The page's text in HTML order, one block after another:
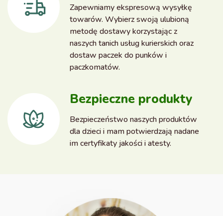
Zapewniamy ekspresową wysyłkę
towarów. Wybierz swoją ulubioną
metodę dostawy korzystając z
naszych tanich usług kurierskich oraz
dostaw paczek do punków i
paczkomatów.
Bezpieczne produkty
Bezpieczeństwo naszych produktów
dla dzieci i mam potwierdzają nadane
im certyfikaty jakości i atesty.